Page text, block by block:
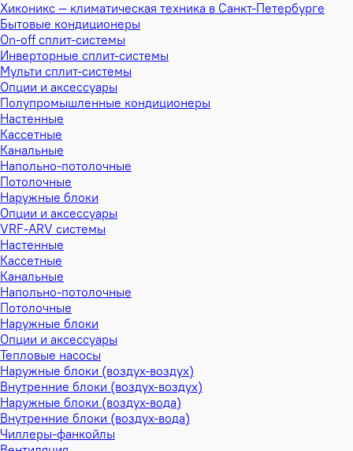
Хиконикс — климатическая техника в Санкт-Петербурге
Бытовые кондиционеры
On-off сплит-системы
Инверторные сплит-системы
Мульти сплит-системы
Опции и аксессуары
Полупромышленные кондиционеры
Настенные
Кассетные
Канальные
Напольно-потолочные
Потолочные
Наружные блоки
Опции и аксессуары
VRF-ARV системы
Настенные
Кассетные
Канальные
Напольно-потолочные
Потолочные
Наружные блоки
Опции и аксессуары
Тепловые насосы
Наружные блоки (воздух-воздух)
Внутренние блоки (воздух-воздух)
Наружные блоки (воздух-вода)
Внутренние блоки (воздух-вода)
Чиллеры-фанкойлы